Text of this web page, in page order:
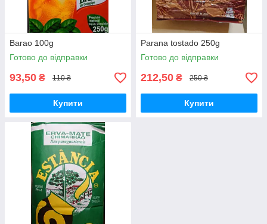
Barao 100g
Готово до відправки
93,50 ₴ 110 ₴
Купити
Parana tostado 250g
Готово до відправки
212,50 ₴ 250 ₴
Купити